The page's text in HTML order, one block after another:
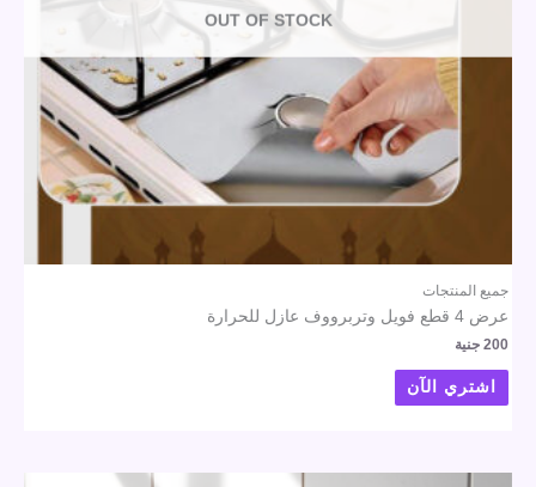
OUT OF STOCK
جميع المنتجات
عرض 4 قطع فويل وتربرووف عازل للحرارة
200 جنية
اشتري الآن